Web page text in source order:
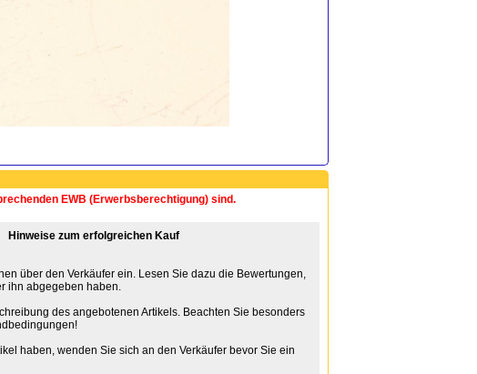
EWB (Erwerbsberechtigung) sind.
Hinweise zum erfolgreichen Kauf
über den Verkäufer ein. Lesen Sie dazu die Bewertungen,
ihn abgegeben haben.
des angebotenen Artikels. Beachten Sie besonders
haben, wenden Sie sich an den Verkäufer bevor Sie ein